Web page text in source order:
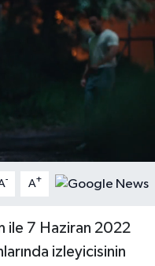
- A+
ile 7 Haziran 2022
izleyicisinin